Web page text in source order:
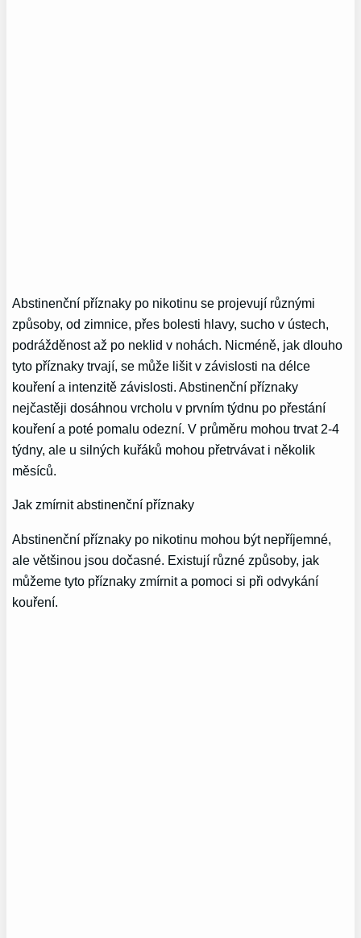
Abstinenční příznaky po nikotinu se projevují různými
způsoby, od zimnice, přes bolesti hlavy, sucho v ústech,
podrážděnost až po neklid v nohách. Nicméně, jak dlouho
tyto příznaky trvají, se může lišit v závislosti na délce
kouření a intenzitě závislosti. Abstinenční příznaky
nejčastěji dosáhnou vrcholu v prvním týdnu po přestání
kouření a poté pomalu odezní. V průměru mohou trvat 2-4
týdny, ale u silných kuřáků mohou přetrvávat i několik
měsíců.
Jak zmírnit abstinenční příznaky
Abstinenční příznaky po nikotinu mohou být nepříjemné,
ale většinou jsou dočasné. Existují různé způsoby, jak
můžeme tyto příznaky zmírnit a pomoci si při odvykání
kouření.